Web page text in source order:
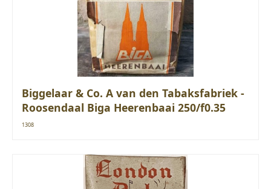
Biggelaar & Co. A van den Tabaksfabriek -
Roosendaal Biga Heerenbaai 250/f0.35
1308